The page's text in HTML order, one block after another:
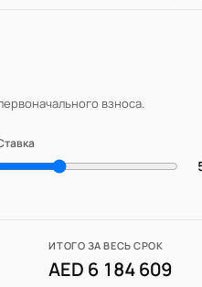
взноса.
ИТОГО ЗА ВЕСЬ СРОК
AED 6 184 609